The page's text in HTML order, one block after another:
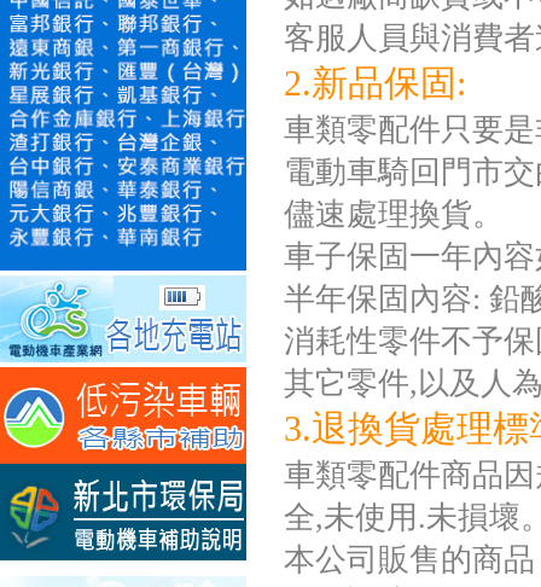
客服人員與消費
2.新品保固:
車類零配件只要
電動車騎回門市
儘速處理換貨。
車子保固一年
半年保固內容: 鉛
消耗性零件不予
其它零件,以及人
3.退換貨處理標
車類零配件商品
全,未使用.未損壞
本公司販售的商